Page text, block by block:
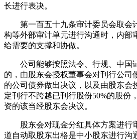
长进行表决。
第一百五十九条审计委员会取会
构等外部审计单元进行沟通时，内部
给需要的支撑和协做。
公司能够按照法令、行规、中国
的，由股东会授权董事会对刊行公司
的公司债券做出决议，以及由股东会
定刊行不跨越已刊行股份50%的股份
资的该当经股东会决议。
股东会对现金分红具体方案进行
道自动取股东出格是中小股东进行沟